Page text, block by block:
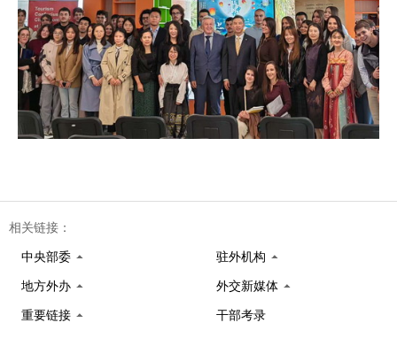
相关链接：
中央部委 驻外机构
地方外办 外交新媒体
重要链接 干部考录